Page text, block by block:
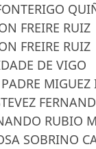
FREIRE RUIZ
FREIRE RUIZ
DE VIGO
MIGUEZ
RUBIO
SOBRINO